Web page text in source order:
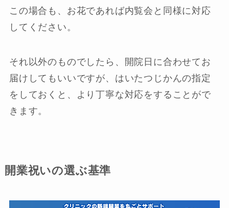
この場合も、お花であれば内覧会と同様に対応
してください。
それ以外のものでしたら、開院日に合わせてお
届けしてもいいですが、はいたつじかんの指定
をしておくと、より丁寧な対応をすることがで
きます。
開業祝いの選ぶ基準